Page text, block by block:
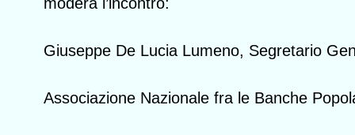
Giuseppe De Lucia Lumeno, Segretario
Associazione Nazionale fra le Banche